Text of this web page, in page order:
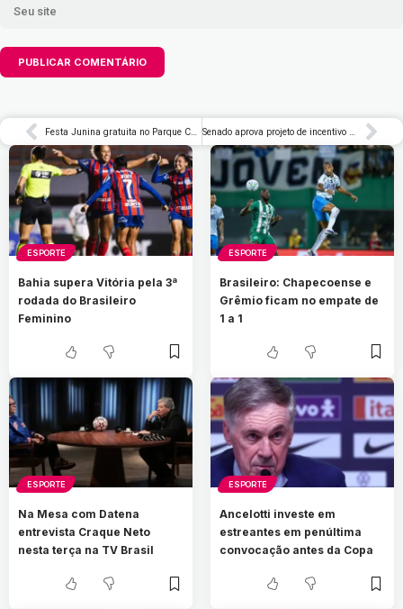
Festa Junina gratuita no Parque CERET terá telão gigante para transmissão do jogo do Brasil na Zona Leste de São Paulo Senado aprova projeto de incentivo ao primeiro emprego para jovens
ESPORTE
Bahia supera Vitória pela 3ª
rodada do Brasileiro
Feminino
ESPORTE
Brasileiro: Chapecoense e
Grêmio ficam no empate de
1 a 1
ESPORTE
Na Mesa com Datena
entrevista Craque Neto
nesta terça na TV Brasil
ESPORTE
Ancelotti investe em
estreantes em penúltima
convocação antes da Copa